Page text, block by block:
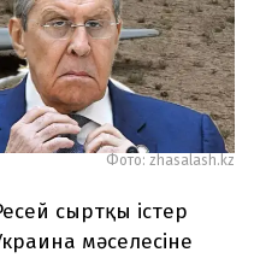
Фото: zhasalash.kz
сыртқы істер
мәселесіне